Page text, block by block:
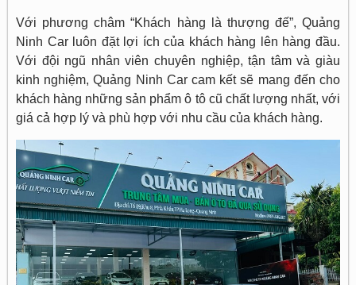
Với phương châm “Khách hàng là thượng đế”, Quảng
Ninh Car luôn đặt lợi ích của khách hàng lên hàng đầu.
Với đội ngũ nhân viên chuyên nghiệp, tận tâm và giàu
kinh nghiệm, Quảng Ninh Car cam kết sẽ mang đến cho
khách hàng những sản phẩm ô tô cũ chất lượng nhất, với
giá cả hợp lý và phù hợp với nhu cầu của khách hàng.